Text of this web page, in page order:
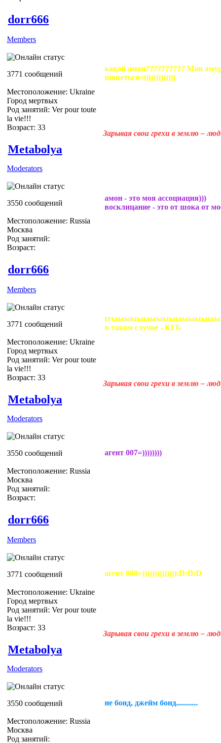
dorr666
Members
3771 сообщений
Местоположение: Ukraine
Город мертвых
Род занятий: Ver pour toute
la vie!!!
Возраст: 33
какой амон?????????? Мон
пишеться=(((((((((((((
Зарывая свои грехи в землю –
Metabolya
Moderators
3550 сообщений
Местоположение: Russia
Москва
Род занятий:
Возраст:
амон - это моя ассоциация)))
восклицание - это от шока от
dorr666
Members
3771 сообщений
Местоположение: Ukraine
Город мертвых
Род занятий: Ver pour toute
la vie!!!
Возраст: 33
в таком случае - КГБ
Зарывая свои грехи в землю –
Metabolya
Moderators
3550 сообщений
Местоположение: Russia
Москва
Род занятий:
Возраст:
агент 007=))))))))
dorr666
Members
3771 сообщений
Местоположение: Ukraine
Город мертвых
Род занятий: Ver pour toute
la vie!!!
Возраст: 33
агент 008=)))))))))))))):D:D:D
Зарывая свои грехи в землю –
Metabolya
Moderators
3550 сообщений
Местоположение: Russia
Москва
Род занятий:
не бонд, джейм бонд...........